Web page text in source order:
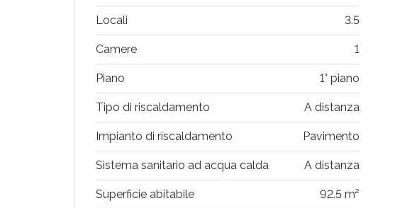
Locali 3.5
Camere 1
Piano 1° piano
Tipo di riscaldamento A distanza
Impianto di riscaldamento Pavimento
Sistema sanitario ad acqua calda A distanza
Superficie abitabile 92.5 m²